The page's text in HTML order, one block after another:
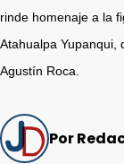
rinde homenaje a la
Atahualpa Yupanqui,
Agustín Roca.
Por